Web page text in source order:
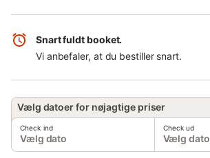
Snart fuldt booket.
Vi anbefaler, at du bestiller snart.
Vælg datoer for nøjagtige priser
Check ind
Vælg dato
Check ud
Vælg dato